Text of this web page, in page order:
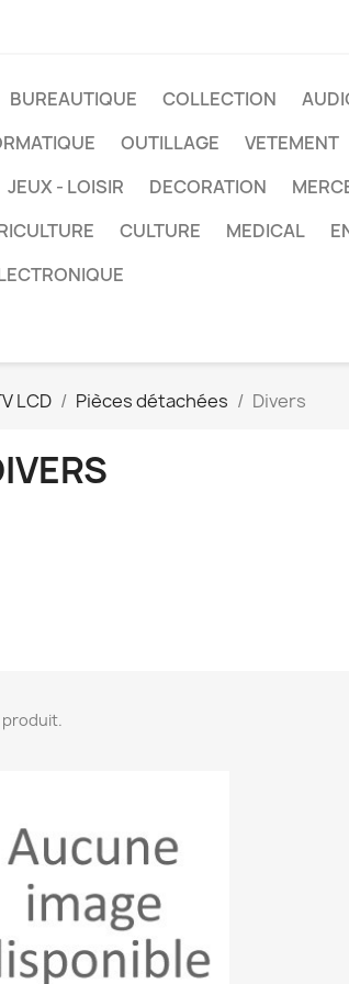
BUREAUTIQUE COLLECTION
OUTILLAGE VETEMENT
JEUX - LOISIR DECORATION
CULTURE MEDICAL
LCD Pièces détachées Divers
produit.